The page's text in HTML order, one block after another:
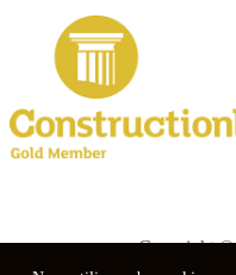
Copyright ©